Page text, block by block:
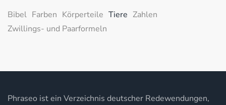
Bibel Farben Körperteile Tiere Zahlen
Zwillings- und Paarformeln
Phraseo ist ein Verzeichnis deutscher Redewendungen,